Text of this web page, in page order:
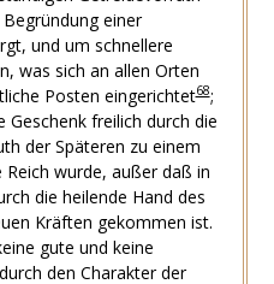
einer
und um schnellere
was sich an allen Orten
Posten eingerichtet68;
freilich durch die
der Späteren zu einem
wurde, außer daß in
die heilende Hand des
Kräften gekommen ist.
gute und keine
den Charakter der